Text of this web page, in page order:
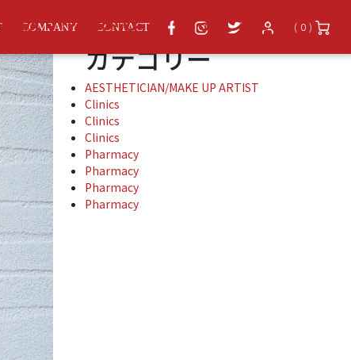
COMPANY CONTACT ( 0 )
扱いがはじまりました。
アーカイブ
カテゴリー
AESTHETICIAN/MAKE UP ARTIST
Clinics
Clinics
Clinics
Pharmacy
Pharmacy
Pharmacy
Pharmacy